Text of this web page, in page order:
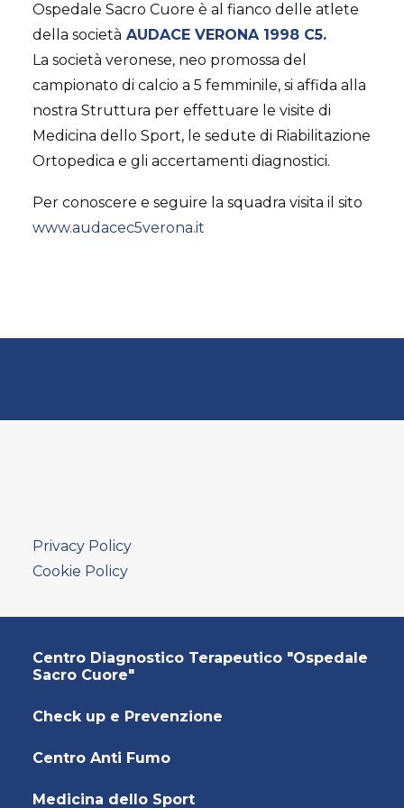
PUNTO PRELIEVI
Ospedale Sacro Cuore è al fianco delle atlete
della società AUDACE VERONA 1998 C5.
La società veronese, neo promossa del
campionato di calcio a 5 femminile, si affida alla
nostra Struttura per effettuare le visite di
Medicina dello Sport, le sedute di Riabilitazione
Ortopedica e gli accertamenti diagnostici.
Per conoscere e seguire la squadra visita il sito
www.audacec5verona.it
Privacy Policy
Cookie Policy
Centro Diagnostico Terapeutico "Ospedale
Sacro Cuore"
Check up e Prevenzione
Centro Anti Fumo
Medicina dello Sport